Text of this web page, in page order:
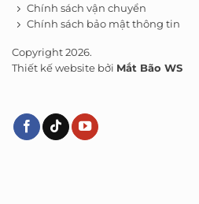
Chính sách vận chuyển
Chính sách bảo mật thông tin
Copyright 2026.
Thiết kế website bởi Mắt Bão WS